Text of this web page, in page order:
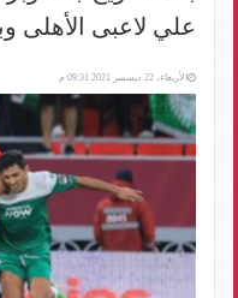
علي لاعبى الأهلى
الأربعاء، 22 ديسمبر 2021 09:31 م